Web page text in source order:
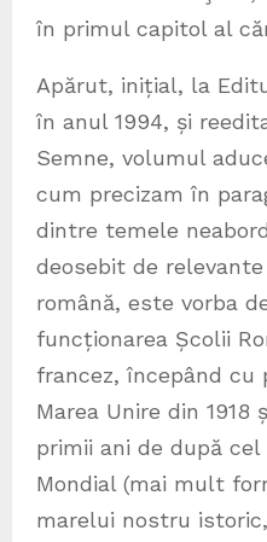
în primul capitol al
Apărut, inițial, la
în anul 1994, și
Semne, volumul
cum precizam în
dintre temele
deosebit de
română, este vorba
funcționarea Școlii
francez, începând cu
Marea Unire din 1918
primii ani de după cel
Mondial (mai mult
marelui nostru